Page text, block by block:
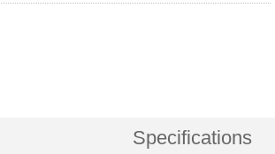
Specifications